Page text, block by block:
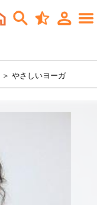
＞ やさしいヨーガ